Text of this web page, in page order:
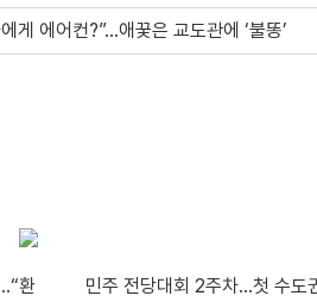
게 에어컨?”…애꿎은 교도관에 ‘불똥’
환
민주 전당대회 2주차…첫 수도